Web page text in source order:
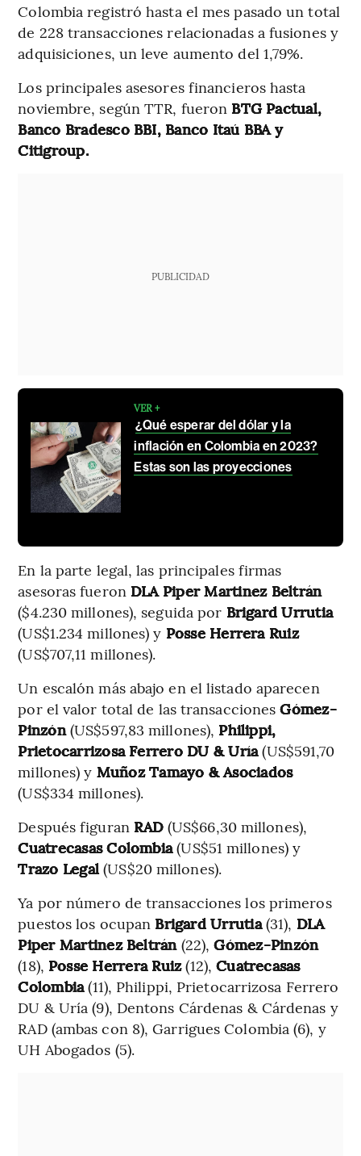
Colombia registró hasta el mes pasado un total
de 228 transacciones relacionadas a fusiones y
adquisiciones, un leve aumento del 1,79%.
Los principales asesores financieros hasta
noviembre, según TTR, fueron BTG Pactual,
Banco Bradesco BBI, Banco Itaú BBA y
Citigroup.
PUBLICIDAD
VER +
¿Qué esperar del dólar y la
inflación en Colombia en 2023?
Estas son las proyecciones
En la parte legal, las principales firmas
asesoras fueron DLA Piper Martinez Beltrán
($4.230 millones), seguida por Brigard Urrutia
(US$1.234 millones) y Posse Herrera Ruiz
(US$707,11 millones).
Un escalón más abajo en el listado aparecen
por el valor total de las transaccionesGómez-
Pinzón(US$597,83 millones), Philippi,
Prietocarrizosa Ferrero DU & Uría(US$591,70
millones) y Muñoz Tamayo & Asociados
(US$334 millones).
Después figuran RAD (US$66,30 millones),
Cuatrecasas Colombia(US$51 millones) y
Trazo Legal(US$20 millones).
Ya por número de transacciones los primeros
puestos los ocupan Brigard Urrutia(31), DLA
Piper Martinez Beltrán(22),Gómez-Pinzón
(18), Posse Herrera Ruiz(12),Cuatrecasas
Colombia(11), Philippi, Prietocarrizosa Ferrero
DU & Uría (9), Dentons Cárdenas & Cárdenas y
RAD (ambas con 8), Garrigues Colombia (6), y
UH Abogados (5).